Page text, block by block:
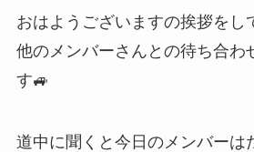
おはようございますの挨拶をし
他のメンバーさんとの待ち合わ
す🚙
道中に聞くと今日のメンバーは